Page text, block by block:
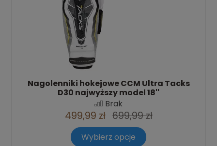
Nagolenniki hokejowe CCM Ultra Tacks
D30 najwyższy model 18''
Brak
499,99 zł 699,99 zł
Wybierz opcje